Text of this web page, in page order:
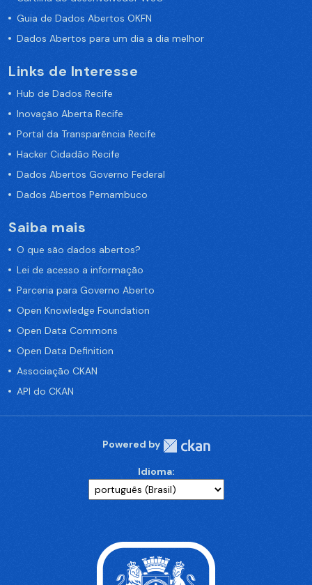
Guia de Dados Abertos OKFN
Dados Abertos para um dia a dia melhor
Links de Interesse
Hub de Dados Recife
Inovação Aberta Recife
Portal da Transparência Recife
Hacker Cidadão Recife
Dados Abertos Governo Federal
Dados Abertos Pernambuco
Saiba mais
O que são dados abertos?
Lei de acesso a informação
Parceria para Governo Aberto
Open Knowledge Foundation
Open Data Commons
Open Data Definition
Associação CKAN
API do CKAN
Powered by
Idioma